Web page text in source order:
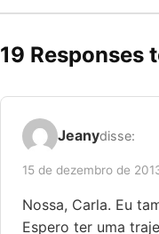
19 Responses
Jeanydisse:
15 de dezembro de
Nossa, Carla. Eu
Espero ter uma